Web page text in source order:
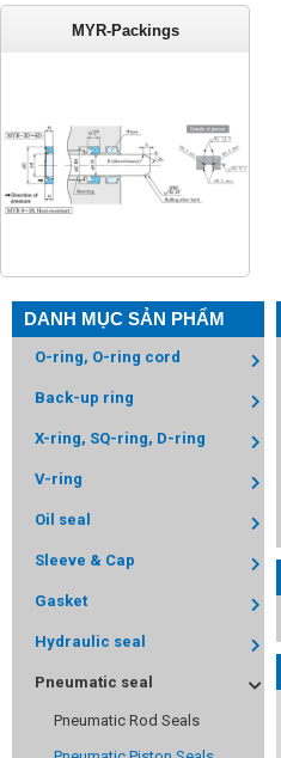
DANH MỤC SẢN PHẨM
O-ring, O-ring cord
Back-up ring
X-ring, SQ-ring, D-ring
V-ring
Oil seal
Sleeve & Cap
Gasket
Hydraulic seal
Pneumatic seal
Pneumatic Rod Seals
MYR-Packings